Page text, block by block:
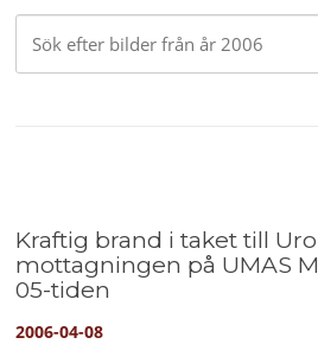
Kraftig brand i taket till
mottagningen på UMAS
05-tiden
2006-04-08